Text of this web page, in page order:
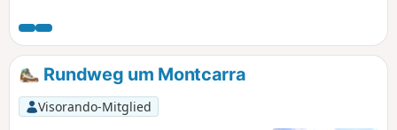
Rundweg um Montcarra
Visorando-Mitglied